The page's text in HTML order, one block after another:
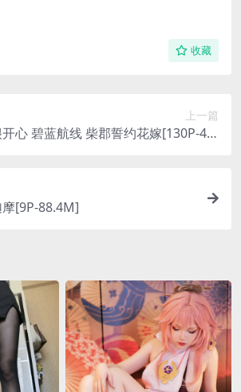
收藏
上一篇
心 碧蓝航线 柴郡誓约花嫁[130P-4V-
摩[9P-88.4M]